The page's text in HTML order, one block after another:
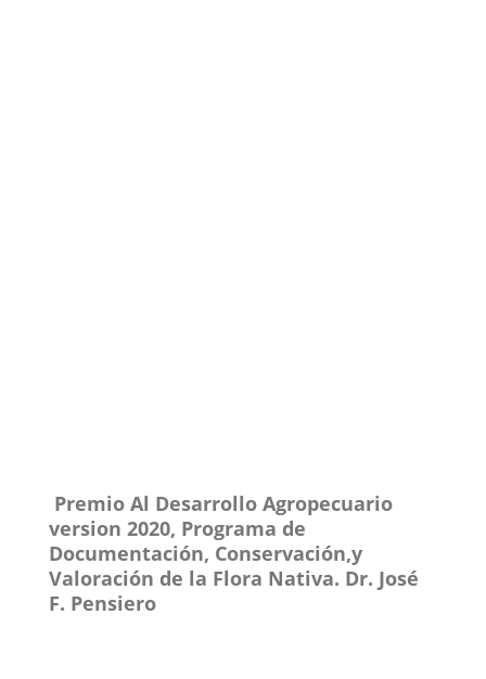
Premio Al Desarrollo Agropecuario
version 2020, Programa de
Documentación, Conservación,y
Valoración de la Flora Nativa. Dr. José
F. Pensiero